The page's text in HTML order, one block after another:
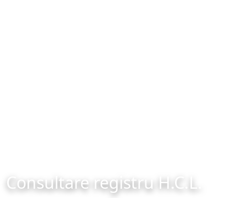
Consultare registru H.C.L.